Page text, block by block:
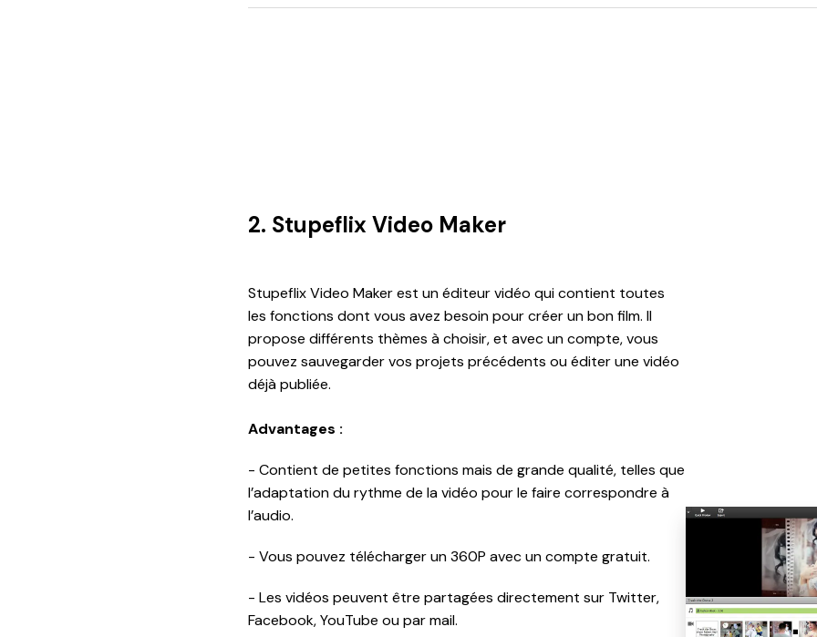
2. Stupeflix Video Maker
Stupeflix Video Maker est un éditeur vidéo qui contient toutes
les fonctions dont vous avez besoin pour créer un bon film. Il
propose différents thèmes à choisir, et avec un compte, vous
pouvez sauvegarder vos projets précédents ou éditer une vidéo
déjà publiée.
Advantages :
- Contient de petites fonctions mais de grande qualité, telles que
l’adaptation du rythme de la vidéo pour le faire correspondre à
l’audio.
- Vous pouvez télécharger un 360P avec un compte gratuit.
- Les vidéos peuvent être partagées directement sur Twitter,
Facebook, YouTube ou par mail.